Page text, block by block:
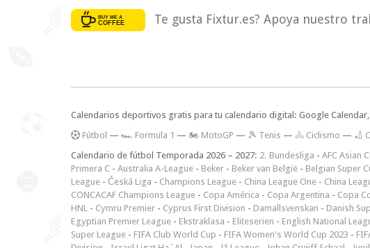
Te gusta Fixtur.es? Apoya nuestro
Calendarios deportivos gratis para tu calendario digital: Google
Fútbol — 🏎️ Formula 1 — 🏍 MotoGP — 🎾 Tenis — 🚴 Ciclismo — 🏏
Calendario de fútbol Temporada 2026 – 2027: 2. Bundesliga - AFC Asian
Primera C - Australia A-League - Beker - Beker van België - Belgian Super
League - Česká Liga - Champions League - China League One - China
CONCACAF Champions League - Copa América - Copa Argentina - Copa
HNL - Cymru Premier - Cyprus First Division - Damallsvenskan - Danish
Egyptian Premier League - Ekstraklasa - Eliteserien - English National
Super League - FIFA Club World Cup - FIFA Women's World Cup 2023 -